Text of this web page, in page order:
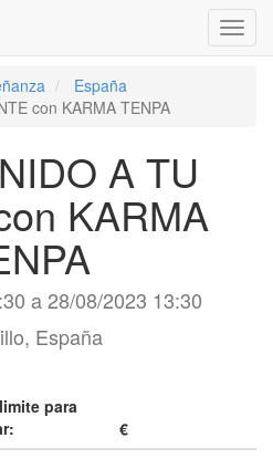
España
con KARMA TENPA
A TU
KARMA
a28/08/2023 13:30
, España
para
€